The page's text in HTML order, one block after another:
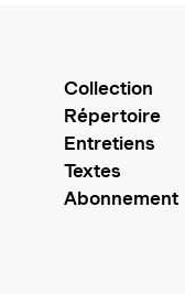
Collection
Répertoire
Entretiens
Textes
Abonnement